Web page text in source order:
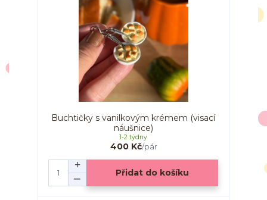
Buchtičky s vanilkovým krémem (visací
náušnice)
400 Kč/pár
1-2 týdny
Přidat do košíku